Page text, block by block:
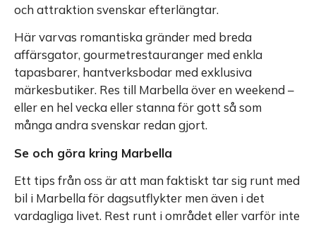
och attraktion svenskar efterlängtar.
Här varvas romantiska gränder med breda
affärsgator, gourmetrestauranger med enkla
tapasbarer, hantverksbodar med exklusiva
märkesbutiker. Res till Marbella över en weekend –
eller en hel vecka eller stanna för gott så som
många andra svenskar redan gjort.
Se och göra kring Marbella
Ett tips från oss är att man faktiskt tar sig runt med
bil i Marbella för dagsutflykter men även i det
vardagliga livet. Rest runt i området eller varför inte